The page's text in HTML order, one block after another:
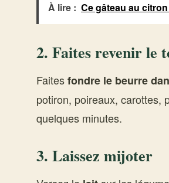
À lire : Ce gâteau au
2. Faites revenir le
Faitesfondre le beurre
potiron, poireaux, carottes,
quelques minutes.
3. Laissez mijoter